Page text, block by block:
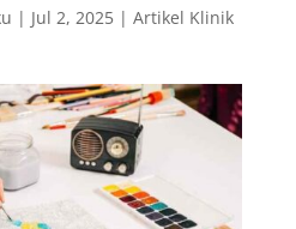
| Jul 2, 2025| Artikel Klinik